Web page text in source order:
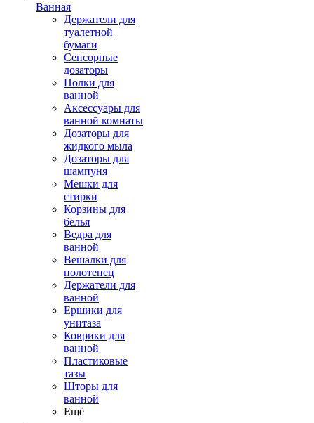
Ванная
Держатели для
туалетной
бумаги
Сенсорные
дозаторы
Полки для
ванной
Аксессуары для
ванной комнаты
Дозаторы для
жидкого мыла
Дозаторы для
шампуня
Мешки для
стирки
Корзины для
белья
Ведра для
ванной
Вешалки для
полотенец
Держатели для
ванной
Ершики для
унитаза
Коврики для
ванной
Пластиковые
тазы
Шторы для
ванной
Ещё